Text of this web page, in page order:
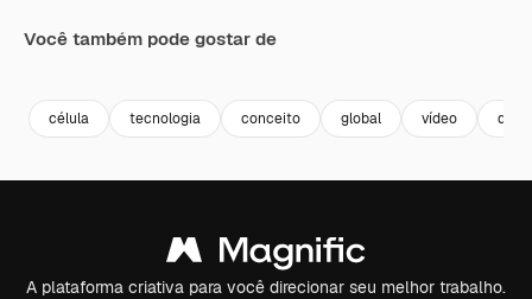
Você também pode gostar de
célula tecnologia conceito global vídeo
A plataforma criativa para você direcionar seu melhor trabalho.